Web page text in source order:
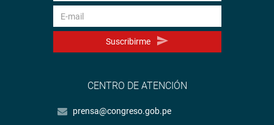
Suscribirme
CENTRO DE ATENCIÓN
prensa@congreso.gob.pe